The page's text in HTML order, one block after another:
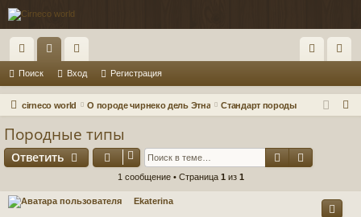
с
ы
и
ум
ол
ьз
ат
ел
д ис
Поиск Вход Регистрация
cirneco world О породе чирнеко дель Этна Стандарт породы
Породные типы
Ответить Поиск
1 сообщение • Страница 1 из 1
Ekaterina